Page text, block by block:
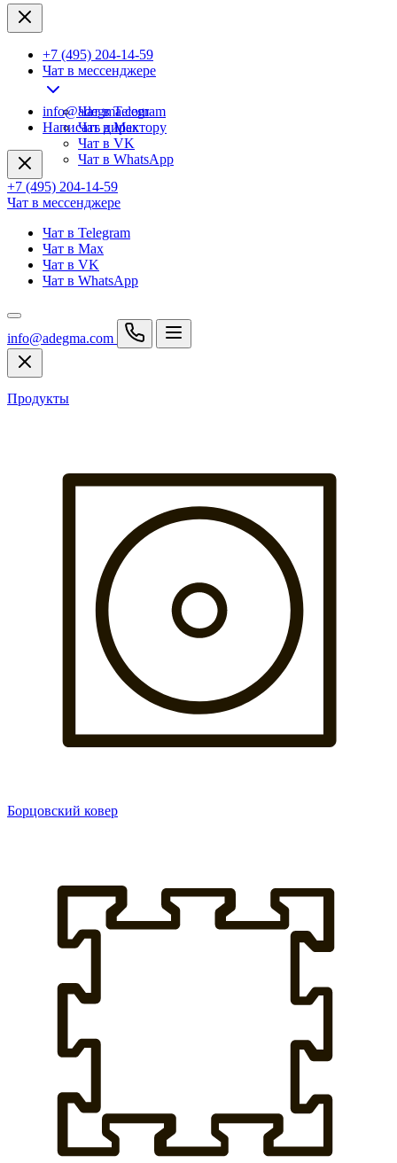
+7 (495) 204-14-59
Чат в мессенджере
Чат в Telegram
Чат в Max
Чат в VK
Чат в WhatsApp
info@adegma.com
Написать директору
+7 (495) 204-14-59
Чат в мессенджере
Чат в Telegram
Чат в Max
Чат в VK
Чат в WhatsApp
info@adegma.com
Продукты
Борцовский ковер